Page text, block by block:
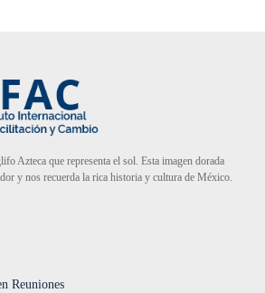
Azteca que representa el sol. Esta imagen dorada
y nos recuerda la rica historia y cultura de México.
Reuniones